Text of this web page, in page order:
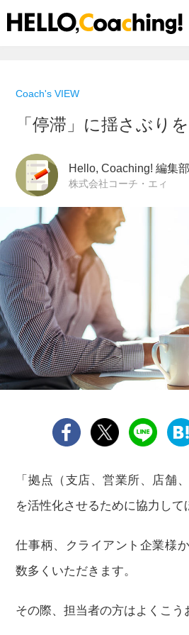
Coach's VIEW
「停滞」に揺さぶり
Hello, Coaching! 編集部
株式会社コーチ・エィ
「拠点（支店、営業所、店舗
を活性化させるために協力して
仕事柄、クライアント企業様
数多くいただきます。
その際、担当者の方はよくこう